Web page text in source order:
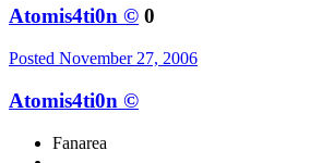
Atomis4ti0n © 0
Posted November 27, 2006
Atomis4ti0n ©
Fanarea